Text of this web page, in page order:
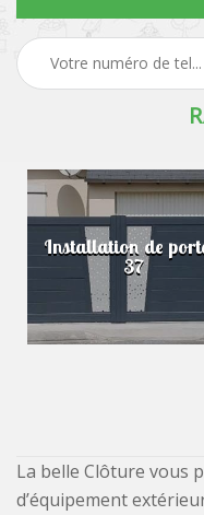
Installation de
37
La belle Clôture vous
d’équipement